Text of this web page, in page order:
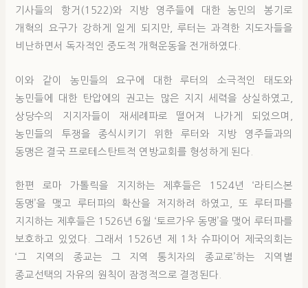
기사들의 항거(1522)와 지방 영주들에 대한 농민의 봉기로
개혁의 요구가 강하게 일게 되지만, 루터는 과격한 지도자들을
비난하면서 독자적인 중도적 개혁운동을 전개하였다.
이와 같이 농민들의 요구에 대한 루터의 소극적인 태도와
농민들에 대한 탄압에의 권고는 많은 지지 세력을 상실하였고,
상당수의 지지자들이 재세례파로 떨어져 나가게 되었으며,
농민들의 투쟁을 종식시키기 위한 루터와 지방 영주들과의
동맹은 결국 프로테스탄트적 연방교회를 형성하게 된다.
한편 로마 가톨릭을 지지하는 제후들은 1524년 ‘라티스본
동맹’을 맺고 루터파의 확산을 저지하려 하였고, 또 루터파를
지지하는 제후들은 1526년 6월 ‘토르가우 동맹’을 맺어 루터파를
보호하고 있었다. 그래서 1526년 제 1차 슈파이어 제국의회는
‘그 지역의 종교는 그 지역 통치자의 종교로’하는 지역별
종교선택의 자유의 원칙이 잠정적으로 결정된다.